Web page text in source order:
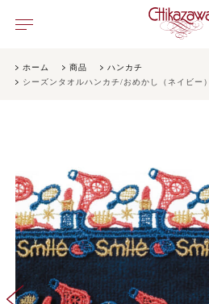
ホーム 商品
ハンカチ
シーズンタオルハンカチ/おめかし（ネイビー）